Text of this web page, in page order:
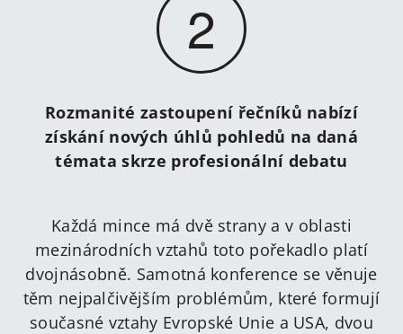
2
Rozmanité zastoupení řečníků nabízí
získání nových úhlů pohledů na daná
témata skrze profesionální debatu
Každá mince má dvě strany a v oblasti
mezinárodních vztahů toto pořekadlo platí
dvojnásobně. Samotná konference se věnuje
těm nejpalčivějším problémům, které formují
současné vztahy Evropské Unie a USA, dvou